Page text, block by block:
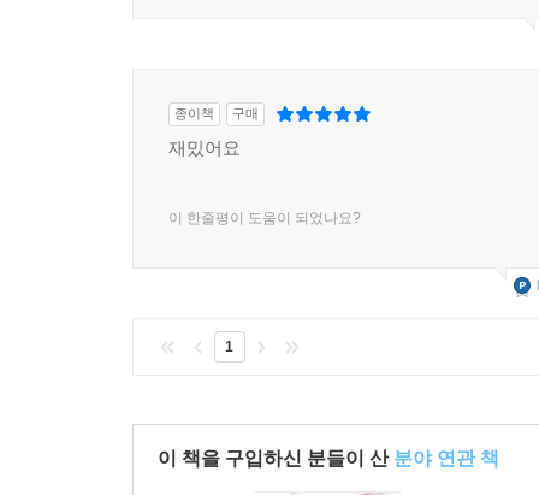
종이책 구매
재밌어요
이 한줄평이 도움이 되었나요?
1
이 책을 구입하신 분들이 산 분야 연관 책